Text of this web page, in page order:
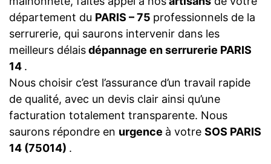
département du PARIS – 75 professionnels de la
serrurerie, qui saurons intervenir dans les
meilleurs délaisdépannage en serrurerie PARIS
14 .
Nous choisir c’est l’assurance d’un travail rapide
de qualité, avec un devis clair ainsi qu’une
facturation totalement transparente. Nous
saurons répondre en urgence à votre SOS PARIS
14 (75014) .